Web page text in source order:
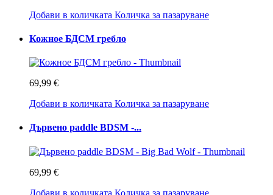
Добави в количката Количка за пазаруване
Кожное БДСМ гребло
69,99 €
Добави в количката Количка за пазаруване
Дървено paddle BDSM -...
69,99 €
Добави в количката Количка за пазаруване